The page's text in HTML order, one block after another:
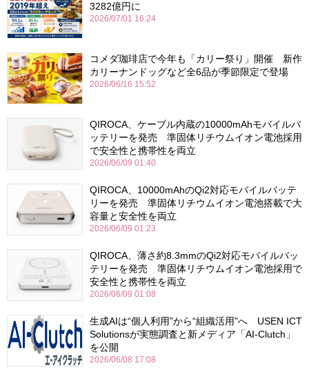
3282億円に
2026/07/01 16:24
コメダ珈琲店で今年も「カリー祭り」開催 新作
カリーナンドッグなど全6品が季節限定で登場
2026/06/16 15:52
QIROCA、ケーブル内蔵の10000mAhモバイルバ
ッテリーを発売 準固体リチウムイオン電池採用
で安全性と携帯性を両立
2026/06/09 01:40
QIROCA、10000mAhのQi2対応モバイルバッテ
リーを発売 準固体リチウムイオン電池搭載で大
容量と安全性を両立
2026/06/09 01:23
QIROCA、薄さ約8.3mmのQi2対応モバイルバッ
テリーを発売 準固体リチウムイオン電池採用で
安全性と携帯性を両立
2026/06/09 01:08
生成AIは“個人利用”から“組織活用”へ USEN ICT
Solutionsが実態調査と新メディア「AI-Clutch」
を公開
2026/06/08 17:08